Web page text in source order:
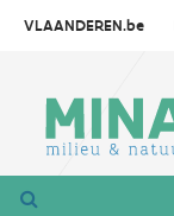
VLAANDEREN.be